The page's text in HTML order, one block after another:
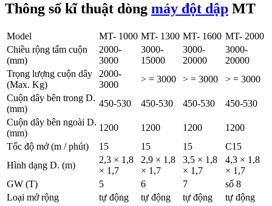
Thông số kĩ thuật dòng máy đột dập MT
Model MT- 1000 MT- 1300 MT- 1600 MT- 2000
Chiều rộng tấm cuộn
(mm)
2000-
3000
3000-
15000
3000-
20000
3000-
20000
Trọng lượng cuộn dây
(Max. Kg)
2000-
3000
> = 3000 > = 3000
> = 3000
Cuộn dây bên trong D.
(mm)
450-530 450-530 450-530
450-530
Cuộn dây bên ngoài D.
(mm)
1200 1200 1200
1200
Tốc độ mở (m / phút)
15 15 15
C15
Hình dạng D. (m)
2,3 × 1,8
× 1,7
2,9 × 1,8
× 1,7
3,5 × 1,8
× 1,7
4,3 × 1,8
× 1,7
GW (T)
5 6 7
số 8
Loại mở rộng
tự động tự động tự động
tự động